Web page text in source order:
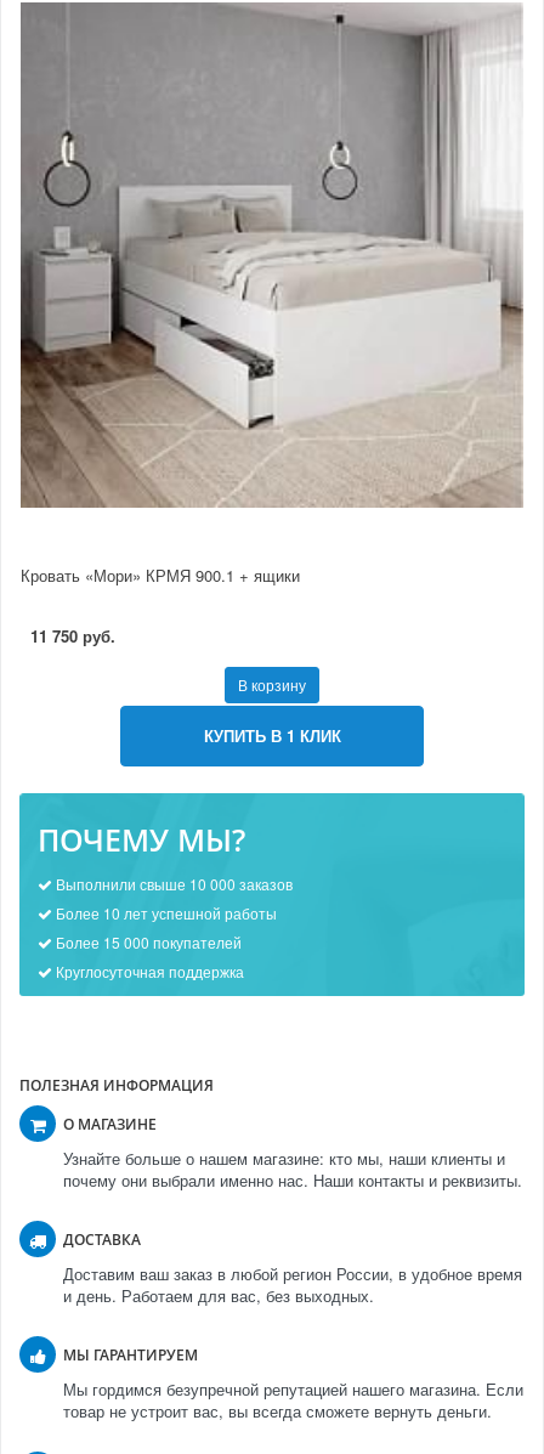
Кровать «Мори» КРМЯ 900.1 + ящики
11 750 руб.
В корзину
КУПИТЬ В 1 КЛИК
ПОЧЕМУ МЫ?
Выполнили свыше 10 000 заказов
Более 10 лет успешной работы
Более 15 000 покупателей
Круглосуточная поддержка
ПОЛЕЗНАЯ ИНФОРМАЦИЯ
О МАГАЗИНЕ
Узнайте больше о нашем магазине: кто мы, наши клиенты и
почему они выбрали именно нас. Наши контакты и реквизиты.
ДОСТАВКА
Доставим ваш заказ в любой регион России, в удобное время
и день. Работаем для вас, без выходных.
МЫ ГАРАНТИРУЕМ
Мы гордимся безупречной репутацией нашего магазина. Если
товар не устроит вас, вы всегда сможете вернуть деньги.